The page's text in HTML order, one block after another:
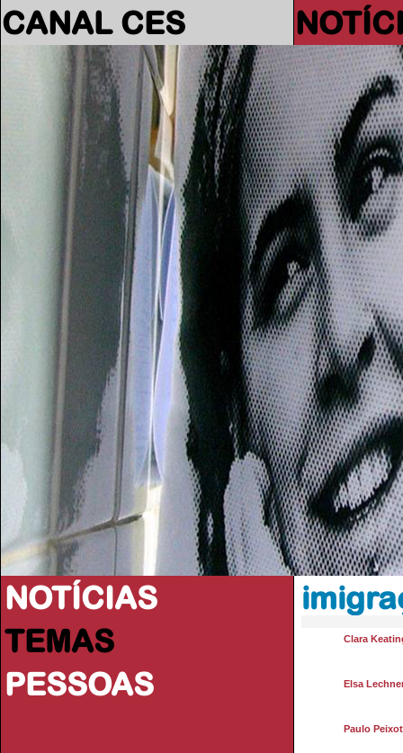
CANAL CES
NOTÍCIAS
TEMAS
PESSOAS
Clara
Elsa
Paulo